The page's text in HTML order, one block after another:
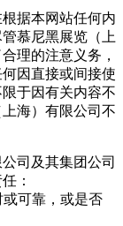
据本网站任何内
慕尼黑展览（上
理的注意义务，
因直接或间接使
于因有关内容不
海）有限公司不
司及其集团公司
：
可靠，或是否